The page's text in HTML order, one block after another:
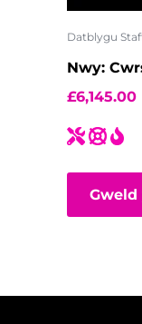
Datblygu
Nwy:
£6,145.00
Gweld